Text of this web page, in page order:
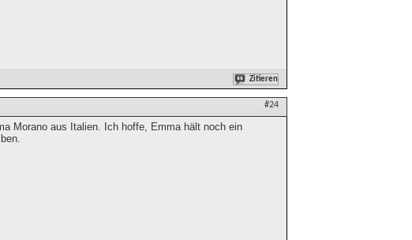
Zitieren
#24
Morano aus Italien. Ich hoffe, Emma hält noch ein